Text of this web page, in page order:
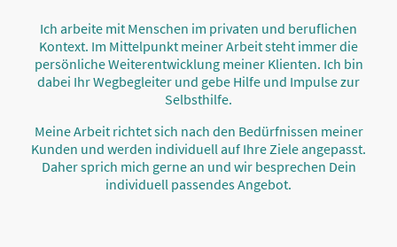
Ich arbeite mit Menschen im privaten und beruflichen
Kontext. Im Mittelpunkt meiner Arbeit steht immer die
persönliche Weiterentwicklung meiner Klienten. Ich bin
dabei Ihr Wegbegleiter und gebe Hilfe und Impulse zur
Selbsthilfe.
Meine Arbeit richtet sich nach den Bedürfnissen meiner
Kunden und werden individuell auf Ihre Ziele angepasst.
Daher sprich mich gerne an und wir besprechen Dein
individuell passendes Angebot.